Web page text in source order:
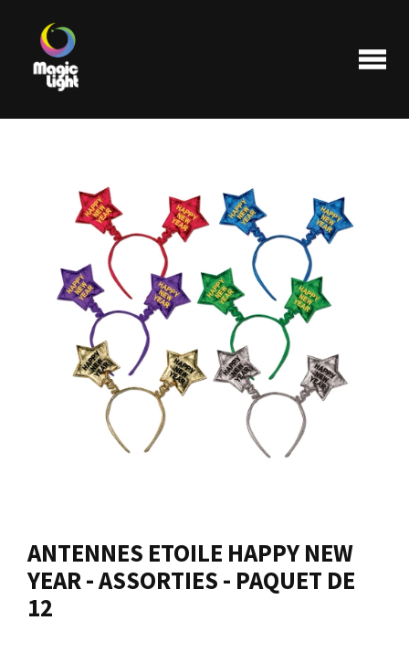
Produits
Les plus populaires
Liquidations
FAQ
Nous joindre
Panier
English
ANTENNES ETOILE HAPPY NEW
YEAR - ASSORTIES - PAQUET DE
12